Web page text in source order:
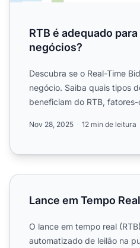
RTB é adequado
negócios?
Descubra se o Real-Time
negócio. Saiba quais tipos
beneficiam do RTB,
Nov 28, 2025 12 min de leitura
Lance em Tempo Real (RTB)
Lance em Tempo
O lance em tempo real
automatizado de leilão na